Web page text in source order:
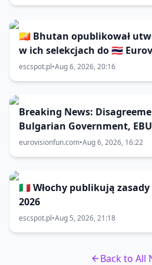
🇧🇹 Bhutan opublikował
w ich selekcjach do 🇹🇭
escspot.pl•Aug 6, 2026, 20:16
Breaking News:
Bulgarian Government,
Eurovision 2027 host city
eurovisionfun.com•Aug 6, 2026, 16:22
🇮🇹 Włochy publikują
2026
escspot.pl•Aug 5, 2026, 21:18
Back to All